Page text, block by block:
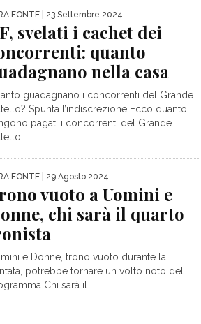
FONTE | 23 Settembre 2024
svelati i cachet dei
quanto
nella casa
guadagnano i concorrenti del Grande
Spunta l’indiscrezione Ecco quanto
pagati i concorrenti del Grande
FONTE | 29 Agosto 2024
vuoto a Uomini e
chi sarà il quarto
e Donne, trono vuoto durante la
potrebbe tornare un volto noto del
Chi sarà il...